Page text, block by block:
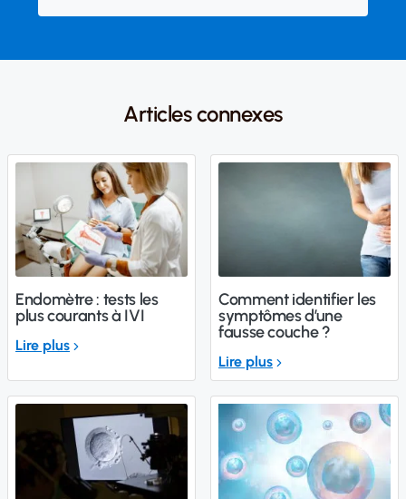
Articles connexes
Endomètre : tests les
plus courants à IVI
Lire plus
Comment identifier les
symptômes d’une
fausse couche ?
Lire plus